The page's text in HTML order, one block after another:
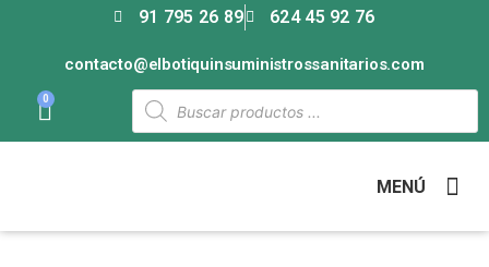
91 795 26 89 624 45 92 76
contacto@elbotiquinsuministrossanitarios.com
0
MENÚ